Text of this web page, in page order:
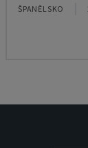
ŠPANĚLSKO